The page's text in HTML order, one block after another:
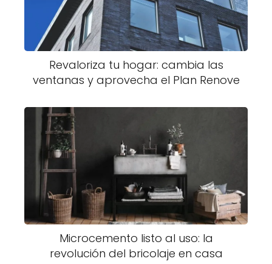
Revaloriza tu hogar: cambia las
ventanas y aprovecha el Plan Renove
Microcemento listo al uso: la
revolución del bricolaje en casa